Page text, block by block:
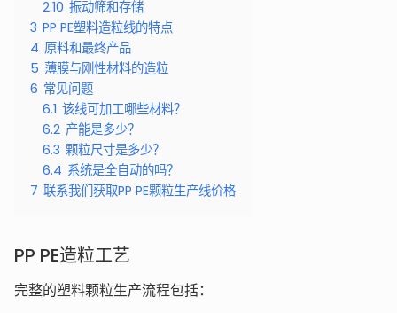
2.10 振动筛和存储
3 PP PE塑料造粒线的特点
4 原料和最终产品
5 薄膜与刚性材料的造粒
6 常见问题
6.1 该线可加工哪些材料？
6.2 产能是多少？
6.3 颗粒尺寸是多少？
6.4 系统是全自动的吗？
7 联系我们获取PP PE颗粒生产线价格
PP PE造粒工艺
完整的塑料颗粒生产流程包括：